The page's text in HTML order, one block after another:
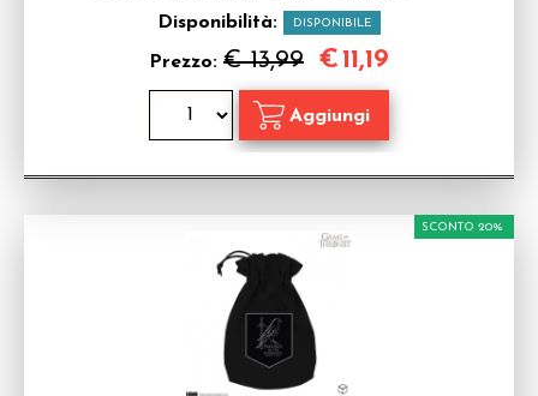
Disponibilità: DISPONIBILE
Prezzo: € 13,99 €11,19
SCONTO 20%